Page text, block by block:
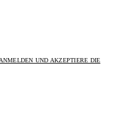
UND AKZEPTIERE DIE